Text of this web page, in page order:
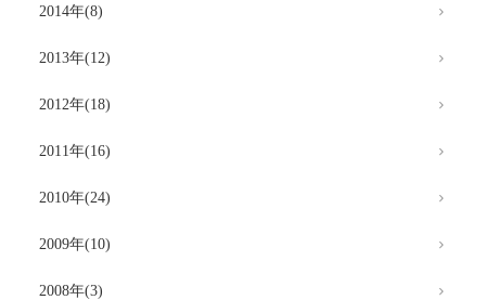
2014年(8)
2013年(12)
2012年(18)
2011年(16)
2010年(24)
2009年(10)
2008年(3)